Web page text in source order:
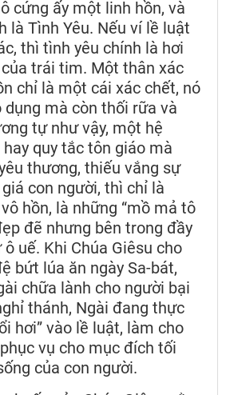
cứng ấy một linh hồn, và
là Tình Yêu. Nếu ví lề luật
thì tình yêu chính là hơi
trái tim. Một thân xác
chỉ là một cái xác chết, nó
dụng mà còn thối rữa và
tự như vậy, một hệ
quy tắc tôn giáo mà
thương, thiếu vắng sự
con người, thì chỉ là
hồn, là những “mồ mả tô
đẽ nhưng bên trong đầy
uế. Khi Chúa Giêsu cho
bứt lúa ăn ngày Sa-bát,
chữa lành cho người bại
thánh, Ngài đang thực
hơi” vào lề luật, làm cho
vụ cho mục đích tối
của con người.